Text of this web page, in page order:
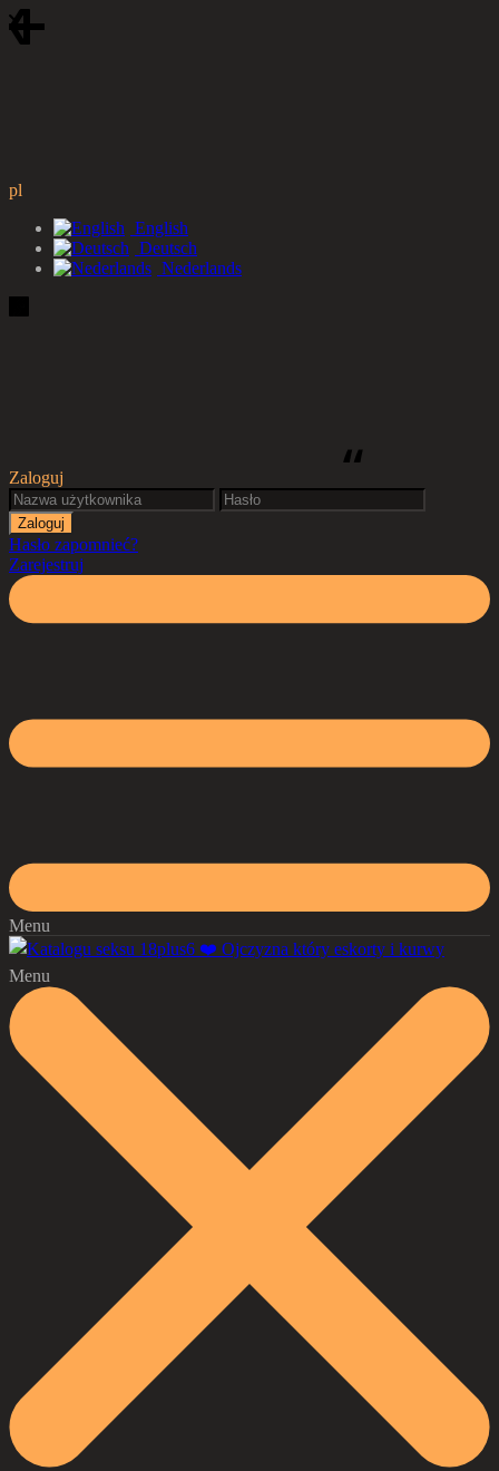
pl
English
Deutsch
Nederlands
Zaloguj
Hasło zapomnieć?
Zarejestruj
Menu
Menu